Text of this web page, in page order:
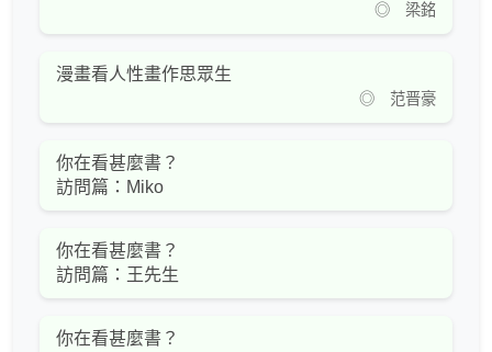
◎ 梁銘
漫畫看人性畫作思眾生
◎ 范晋豪
你在看甚麼書？
訪問篇：Miko
你在看甚麼書？
訪問篇：王先生
你在看甚麼書？